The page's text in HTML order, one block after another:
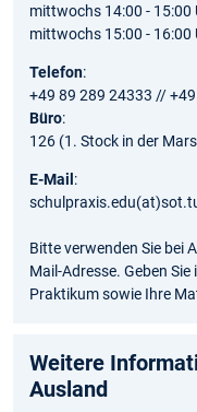
mittwochs 14:00 - 15:00
mittwochs 15:00 - 16:00
Telefon:
+49 89 289 24333 //
Büro:
126 (1. Stock in der
E-Mail :
Bitte verwenden Sie bei
Mail-Adresse. Geben
Praktikum sowie Ihre
Weitere
Ausland